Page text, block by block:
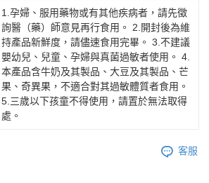
1.孕婦、服用藥物或有其他疾病者，請先徵
詢醫（藥）師意見再行食用。 2.開封後為維
持產品新鮮度，請儘速食用完畢。 3.不建議
嬰幼兒、兒童、孕婦與真菌過敏者使用。 4.
本產品含牛奶及其製品、大豆及其製品、芒
果、奇異果，不適合對其過敏體質者食用。
5.三歲以下孩童不得使用，請置於無法取得
處。
客服